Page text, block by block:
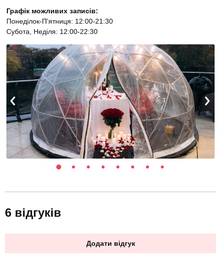
Графік можливих записів:
Понеділок-П'ятниця: 12:00-21:30
Субота, Неділя: 12:00-22:30
6 відгуків
Додати відгук